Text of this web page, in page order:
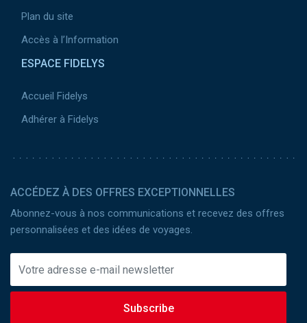
Plan du site
Accès à l’Information
ESPACE FIDELYS
Accueil Fidelys
Adhérer à Fidelys
ACCÉDEZ À DES OFFRES EXCEPTIONNELLES
Abonnez-vous à nos communications et recevez des offres
personnalisées et des idées de voyages.
Subscribe